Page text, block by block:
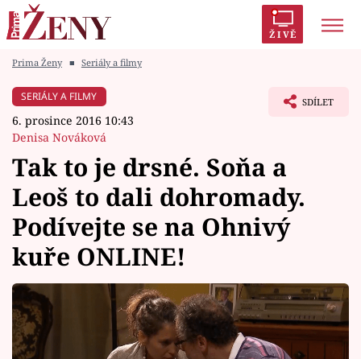
ŽIVĚ
Módní alarm
Témata
Celebrity
Vztahy
Seriály
Prima Ženy ■ Seriály a filmy
SERIÁLY A FILMY
6. prosince 2016 10:43
Denisa Nováková
SDÍLET
Tak to je drsné. Soňa a
Leoš to dali dohromady.
Podívejte se na Ohnivý
kuře ONLINE!